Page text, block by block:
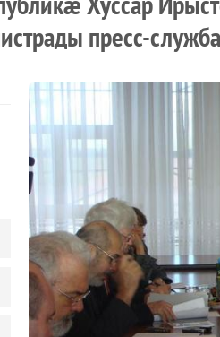
пресс-